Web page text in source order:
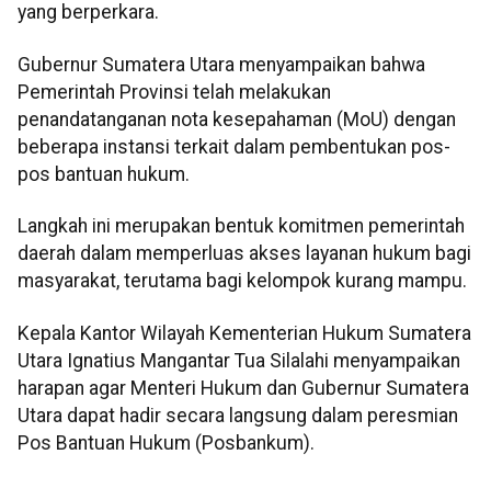
yang berperkara.
Gubernur Sumatera Utara menyampaikan bahwa
Pemerintah Provinsi telah melakukan
penandatanganan nota kesepahaman (MoU) dengan
beberapa instansi terkait dalam pembentukan pos-
pos bantuan hukum.
Langkah ini merupakan bentuk komitmen pemerintah
daerah dalam memperluas akses layanan hukum bagi
masyarakat, terutama bagi kelompok kurang mampu.
Kepala Kantor Wilayah Kementerian Hukum Sumatera
Utara Ignatius Mangantar Tua Silalahi menyampaikan
harapan agar Menteri Hukum dan Gubernur Sumatera
Utara dapat hadir secara langsung dalam peresmian
Pos Bantuan Hukum (Posbankum).